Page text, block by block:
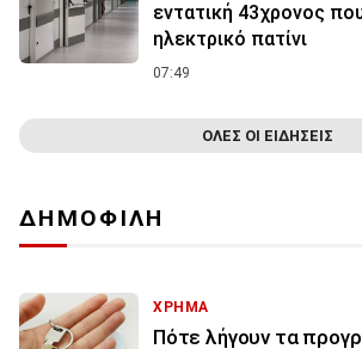
εντατική 43χρονος
ηλεκτρικό πατίνι
07:49
ΟΛΕΣ ΟΙ ΕΙΔΗΣΕΙΣ
ΔΗΜΟΦΙΛΗ
ΧΡΗΜΑ
Πότε λήγουν τα